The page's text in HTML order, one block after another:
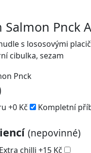
Salmon Pnck
s lososovými
cibulka, sezam
+0 Kč Kompletní
(nepovinné)
Extra chilli +15 Kč